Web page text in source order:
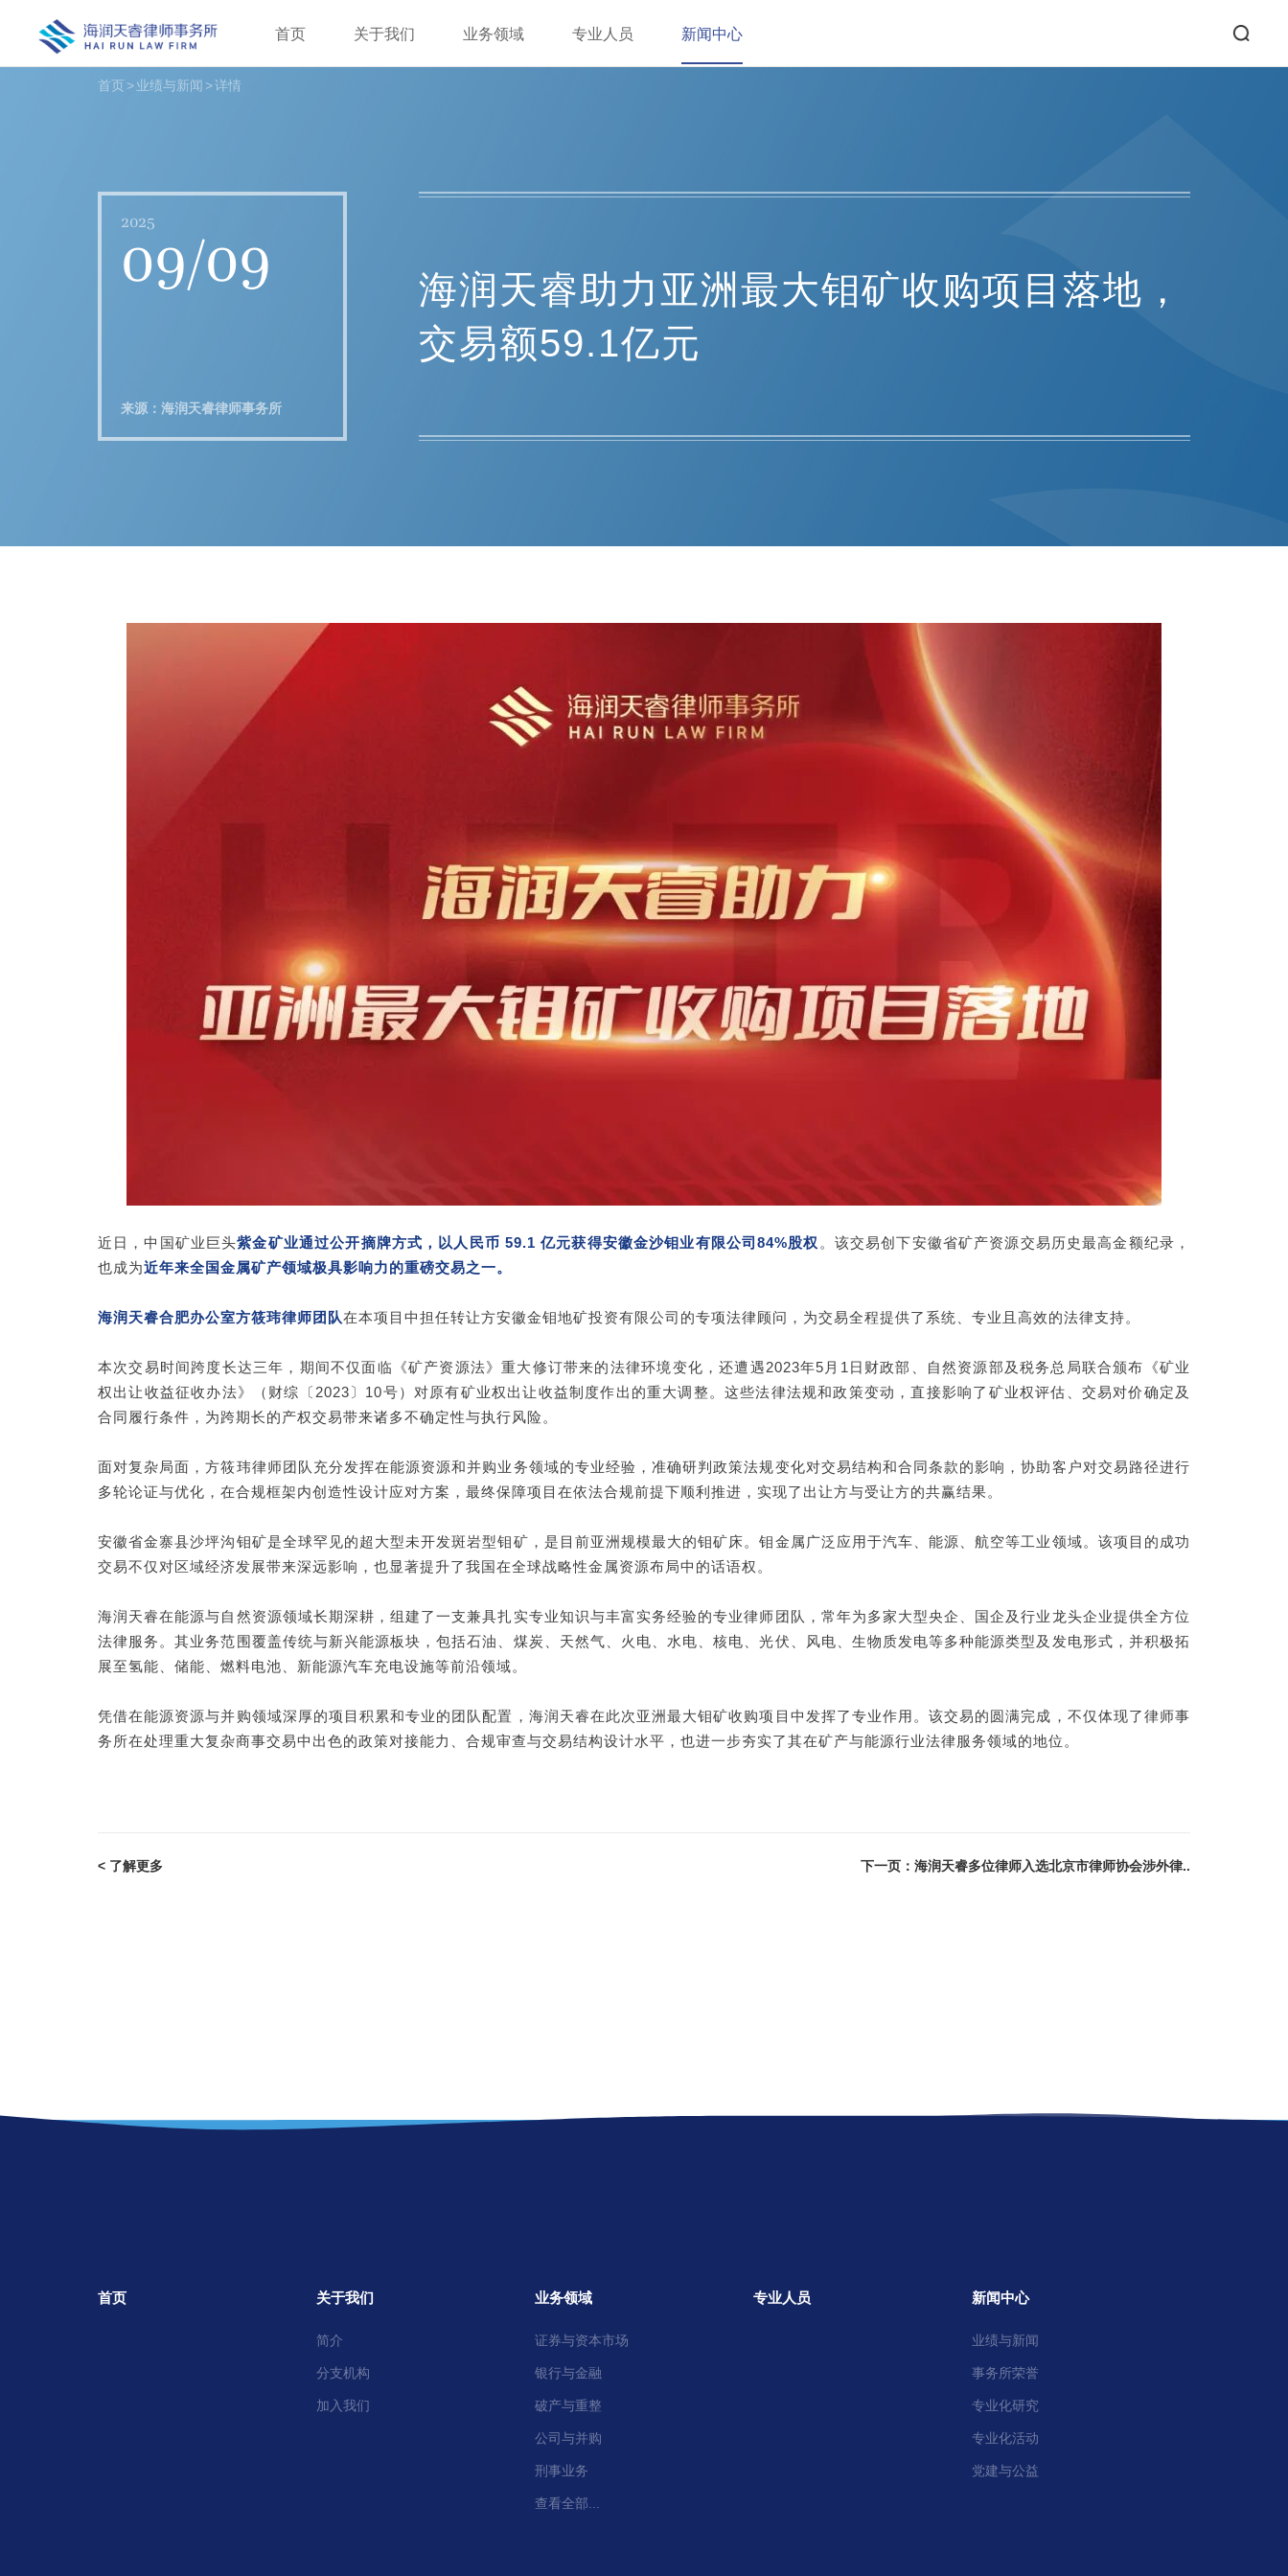
首页 关于我们 业务领域 专业人员 新闻中心
首页 >业绩与新闻 >详情
2025
09/09
来源：海润天睿律师事务所
海润天睿助力亚洲最大钼矿收购项目落地，
交易额59.1亿元
近日，中国矿业巨头紫金矿业通过公开摘牌方式，以人民币 59.1 亿元获得安徽金沙钼业有限公司84%股权 。该交易创下安徽省矿产资源交易历史最高金额纪录，
也成为近年来全国金属矿产领域极具影响力的重磅交易之一。
海润天睿合肥办公室方筱玮律师团队在本项目中担任转让方安徽金钼地矿投资有限公司的专项法律顾问，为交易全程提供了系统、专业且高效的法律支持。
本次交易时间跨度长达三年，期间不仅面临《矿产资源法》重大修订带来的法律环境变化，还遭遇2023年5月1日财政部、自然资源部及税务总局联合颁布《矿业
权出让收益征收办法》（财综〔2023〕10号）对原有矿业权出让收益制度作出的重大调整。这些法律法规和政策变动，直接影响了矿业权评估、交易对价确定及
合同履行条件，为跨期长的产权交易带来诸多不确定性与执行风险。
面对复杂局面，方筱玮律师团队充分发挥在能源资源和并购业务领域的专业经验，准确研判政策法规变化对交易结构和合同条款的影响，协助客户对交易路径进行
多轮论证与优化，在合规框架内创造性设计应对方案，最终保障项目在依法合规前提下顺利推进，实现了出让方与受让方的共赢结果。
安徽省金寨县沙坪沟钼矿是全球罕见的超大型未开发斑岩型钼矿，是目前亚洲规模最大的钼矿床。钼金属广泛应用于汽车、能源、航空等工业领域。该项目的成功
交易不仅对区域经济发展带来深远影响，也显著提升了我国在全球战略性金属资源布局中的话语权。
海润天睿在能源与自然资源领域长期深耕，组建了一支兼具扎实专业知识与丰富实务经验的专业律师团队，常年为多家大型央企、国企及行业龙头企业提供全方位
法律服务。其业务范围覆盖传统与新兴能源板块，包括石油、煤炭、天然气、火电、水电、核电、光伏、风电、生物质发电等多种能源类型及发电形式，并积极拓
展至氢能、储能、燃料电池、新能源汽车充电设施等前沿领域。
凭借在能源资源与并购领域深厚的项目积累和专业的团队配置，海润天睿在此次亚洲最大钼矿收购项目中发挥了专业作用。该交易的圆满完成，不仅体现了律师事
务所在处理重大复杂商事交易中出色的政策对接能力、合规审查与交易结构设计水平，也进一步夯实了其在矿产与能源行业法律服务领域的地位。
< 了解更多 下一页：海润天睿多位律师入选北京市律师协会涉外律..
首页 关于我们
简介
分支机构
加入我们
业务领域
证券与资本市场
银行与金融
破产与重整
公司与并购
刑事业务
查看全部...
专业人员 新闻中心
业绩与新闻
事务所荣誉
专业化研究
专业化活动
党建与公益